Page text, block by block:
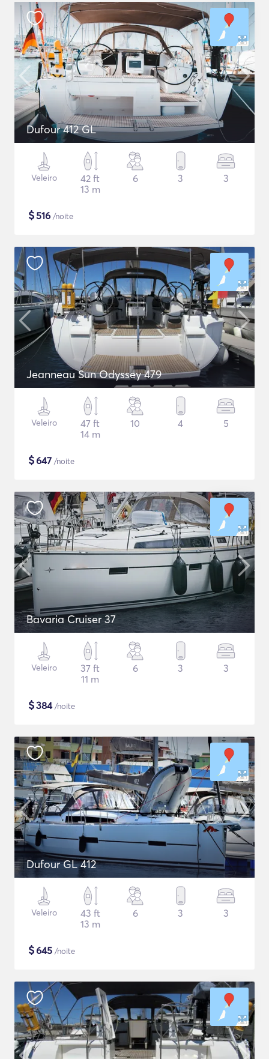
Dufour 412 GL
Veleiro
42 ft
13 m
6 3 3
$516 /noite
Jeanneau Sun Odyssey 479
Veleiro
47 ft
14 m
10 4 5
$647 /noite
Bavaria Cruiser 37
Veleiro
37 ft
11 m
6 3 3
$384/noite
Dufour GL 412
Veleiro
43 ft
13 m
6 3 3
$645 /noite